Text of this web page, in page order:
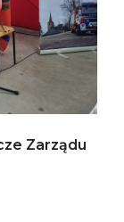
Zarządu